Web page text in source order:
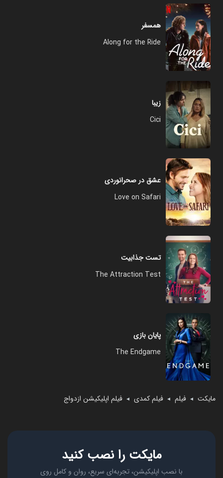
مایکت ◄ فیلم ◄ فیلم کمدی ◄ فیلم اپلیکیشن ازدواج
همسفر
Along for the Ride
زیبا
Cici
عشق در صحرانوردی
Love on Safari
تست جذابیت
The Attraction Test
پایان بازی
The Endgame
مایکت را نصب کنید
با نصب اپلیکیشن، تجربه‌ای سریع، روان و کامل روی